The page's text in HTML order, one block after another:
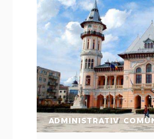
ADMINISTRATIV